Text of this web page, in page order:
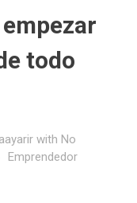
todo
with No
Emprendedor